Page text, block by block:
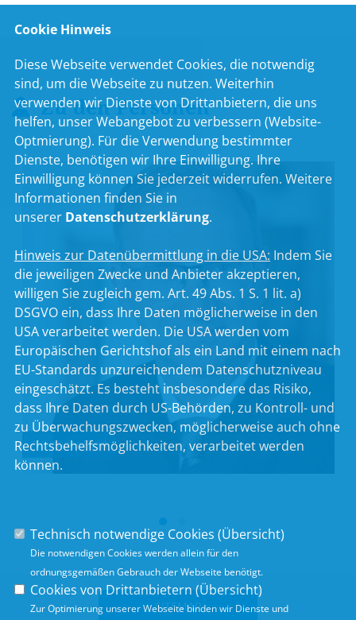
Zu den Personen
Alexander Flierl
SITEMAP
Cookie Hinweis
Diese Webseite verwendet Cookies, die notwendig
sind, um die Webseite zu nutzen. Weiterhin
verwenden wir Dienste von Drittanbietern, die uns
helfen, unser Webangebot zu verbessern (Website-
Optmierung). Für die Verwendung bestimmter
Dienste, benötigen wir Ihre Einwilligung. Ihre
Einwilligung können Sie jederzeit widerrufen. Weitere
Informationen finden Sie in
unserer Datenschutzerklärung.
Hinweis zur Datenübermittlung in die USA: Indem Sie
die jeweiligen Zwecke und Anbieter akzeptieren,
willigen Sie zugleich gem. Art. 49 Abs. 1 S. 1 lit. a)
DSGVO ein, dass Ihre Daten möglicherweise in den
USA verarbeitet werden. Die USA werden vom
Europäischen Gerichtshof als ein Land mit einem nach
EU-Standards unzureichendem Datenschutzniveau
eingeschätzt. Es besteht insbesondere das Risiko,
dass Ihre Daten durch US-Behörden, zu Kontroll- und
zu Überwachungszwecken, möglicherweise auch ohne
Rechtsbehelfsmöglichkeiten, verarbeitet werden
können.
Technisch notwendige Cookies (Übersicht)
Die notwendigen Cookies werden allein für den
ordnungsgemäßen Gebrauch der Webseite benötigt.
Cookies von Drittanbietern (Übersicht)
Zur Optimierung unserer Webseite binden wir Dienste und